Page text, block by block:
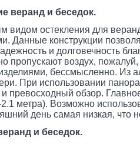
веранд и беседок.
остекления для
Данные конструкции
и долговечность
пропускают воздух,
бессмысленно. Из
При использовании
и превосходный обзор.
метра). Возможно
день самая низкая, что
и беседок.